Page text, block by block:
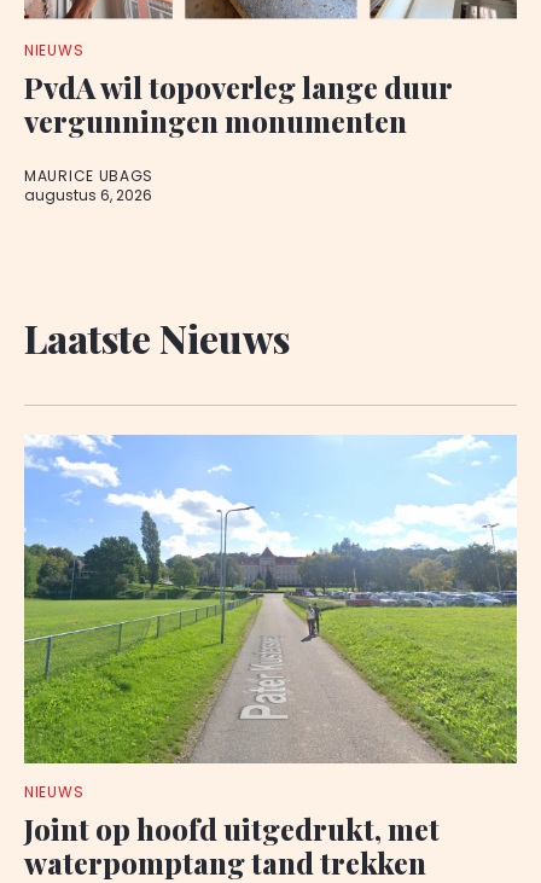
NIEUWS
PvdA wil topoverleg lange duur
vergunningen monumenten
MAURICE UBAGS
augustus 6, 2026
Laatste Nieuws
NIEUWS
Joint op hoofd uitgedrukt, met
waterpomptang tand trekken